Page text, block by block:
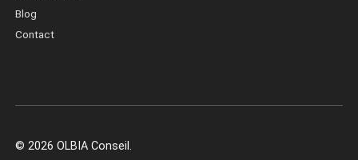
Blog
Contact
© 2026 OLBIA Conseil.